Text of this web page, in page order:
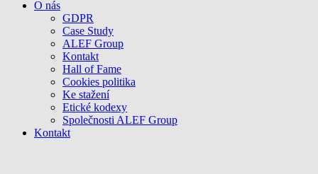
O nás
GDPR
Case Study
ALEF Group
Kontakt
Hall of Fame
Cookies politika
Ke stažení
Etické kodexy
Společnosti ALEF Group
Kontakt